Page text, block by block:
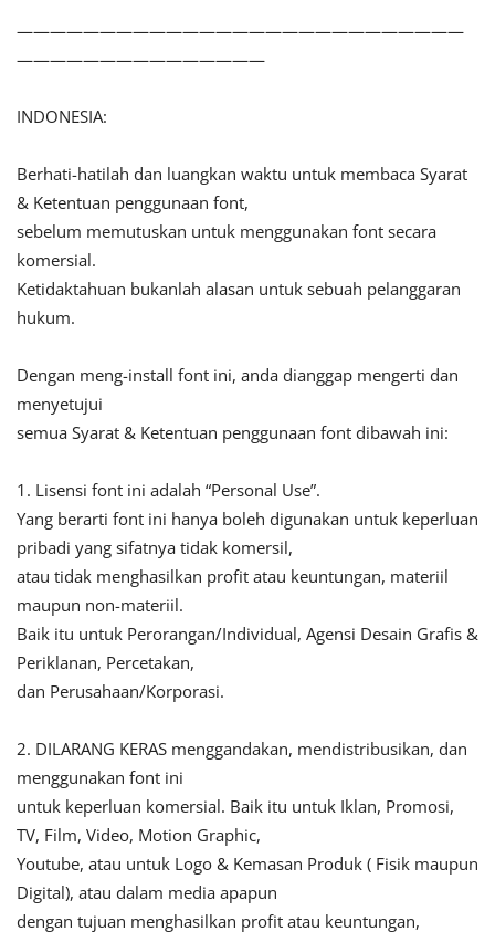
———————————————————————————
———————————————
INDONESIA:
Berhati-hatilah dan luangkan waktu untuk membaca Syarat
& Ketentuan penggunaan font,
sebelum memutuskan untuk menggunakan font secara
komersial.
Ketidaktahuan bukanlah alasan untuk sebuah pelanggaran
hukum.
Dengan meng-install font ini, anda dianggap mengerti dan
menyetujui
semua Syarat & Ketentuan penggunaan font dibawah ini:
1. Lisensi font ini adalah “Personal Use”.
Yang berarti font ini hanya boleh digunakan untuk keperluan
pribadi yang sifatnya tidak komersil,
atau tidak menghasilkan profit atau keuntungan, materiil
maupun non-materiil.
Baik itu untuk Perorangan/Individual, Agensi Desain Grafis &
Periklanan, Percetakan,
dan Perusahaan/Korporasi.
2. DILARANG KERAS menggandakan, mendistribusikan, dan
menggunakan font ini
untuk keperluan komersial. Baik itu untuk Iklan, Promosi,
TV, Film, Video, Motion Graphic,
Youtube, atau untuk Logo & Kemasan Produk ( Fisik maupun
Digital), atau dalam media apapun
dengan tujuan menghasilkan profit atau keuntungan,